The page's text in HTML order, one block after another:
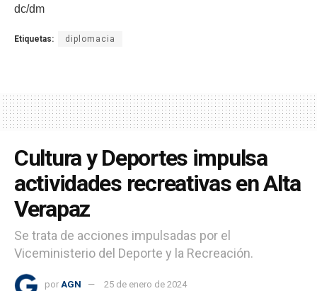
dc/dm
Etiquetas: diplomacia
Cultura y Deportes impulsa
actividades recreativas en Alta
Verapaz
Se trata de acciones impulsadas por el
Viceministerio del Deporte y la Recreación.
por AGN 25 de enero de 2024